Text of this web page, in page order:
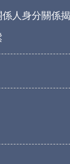
人身分關係